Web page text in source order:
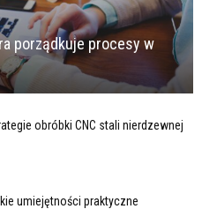
porządkuje procesy w
obróbki CNC stali nierdzewnej
umiejętności praktyczne